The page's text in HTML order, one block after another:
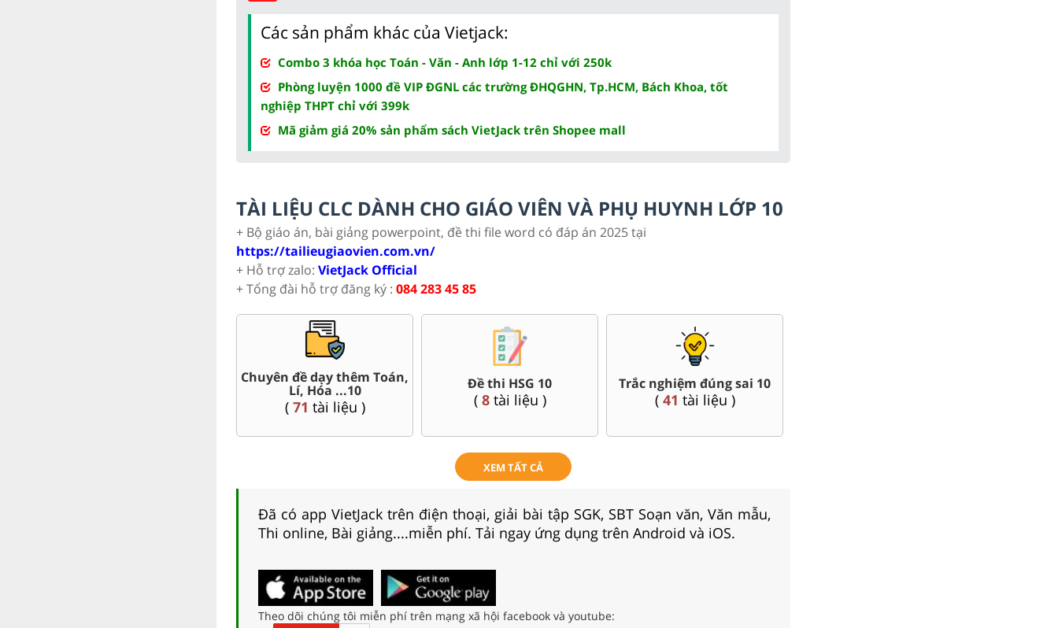
Các sản phẩm khác của Vietjack:
Combo 3 khóa học Toán - Văn - Anh lớp 1-12 chỉ với 250k
Phòng luyện 1000 đề VIP ĐGNL các trường ĐHQGHN, Tp.HCM, Bách Khoa, tốt
nghiệp THPT chỉ với 399k
Mã giảm giá 20% sản phẩm sách VietJack trên Shopee mall
TÀI LIỆU CLC DÀNH CHO GIÁO VIÊN VÀ PHỤ HUYNH LỚP 10
+ Bộ giáo án, bài giảng powerpoint, đề thi file word có đáp án 2025 tại
https://tailieugiaovien.com.vn/
+ Hỗ trợ zalo: VietJack Official
+ Tổng đài hỗ trợ đăng ký : 084 283 45 85
Trắc nghiệm đúng sai 10 Đề thi giữa kì, cuối kì 10 Bài giảng Powerpoint Văn,
Sử, Địa 10.... Giáo án word 10
XEM TẤT CẢ
Đã có app VietJack trên điện thoại, giải bài tập SGK, SBT Soạn văn, Văn mẫu,
Thi online, Bài giảng....miễn phí. Tải ngay ứng dụng trên Android và iOS.
Theo dõi chúng tôi miễn phí trên mạng xã hội facebook và youtube: